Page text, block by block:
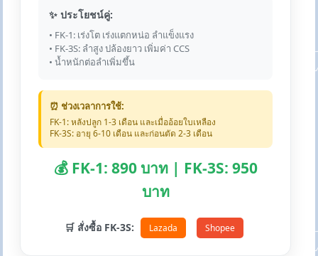
✨ ประโยชน์คู่:
• FK-1: เร่งโต เร่งแตกหน่อ ลำแข็งแรง
• FK-3S: ลำสูง ปล้องยาว เพิ่มค่า CCS
• น้ำหนักต่อลำเพิ่มขึ้น
⏰ ช่วงเวลาการใช้:
FK-1: หลังปลูก 1-3 เดือน และเมื่ออ้อยใบเหลือง
FK-3S: อายุ 6-10 เดือน และก่อนตัด 2-3 เดือน
💰 FK-1: 890 บาท | FK-3S: 950
บาท
🛒 สั่งซื้อ FK-3S: Lazada Shopee